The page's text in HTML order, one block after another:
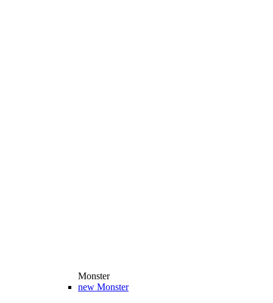
Monster
new Monster